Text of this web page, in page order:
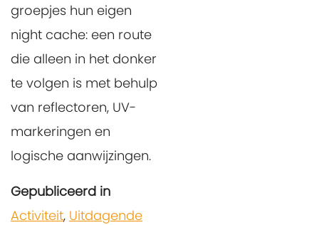
groepjes hun eigen
night cache: een route
die alleen in het donker
te volgen is met behulp
van reflectoren, UV-
markeringen en
logische aanwijzingen.
Gepubliceerd in
Activiteit, Uitdagende